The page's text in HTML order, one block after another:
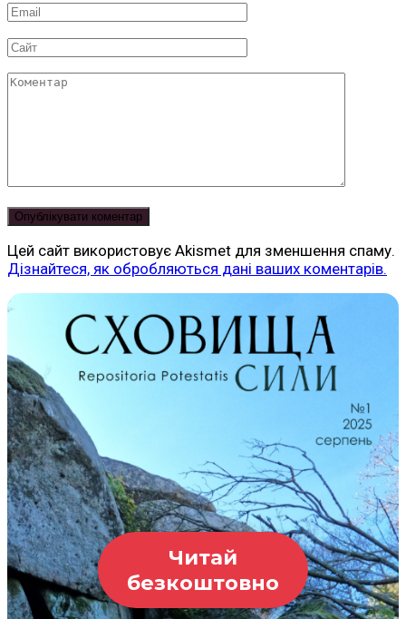
Email
Сайт
Коментар
Цей сайт використовує Akismet для зменшення спаму.
Дізнайтеся, як обробляються дані ваших коментарів.
Читай
безкоштовно